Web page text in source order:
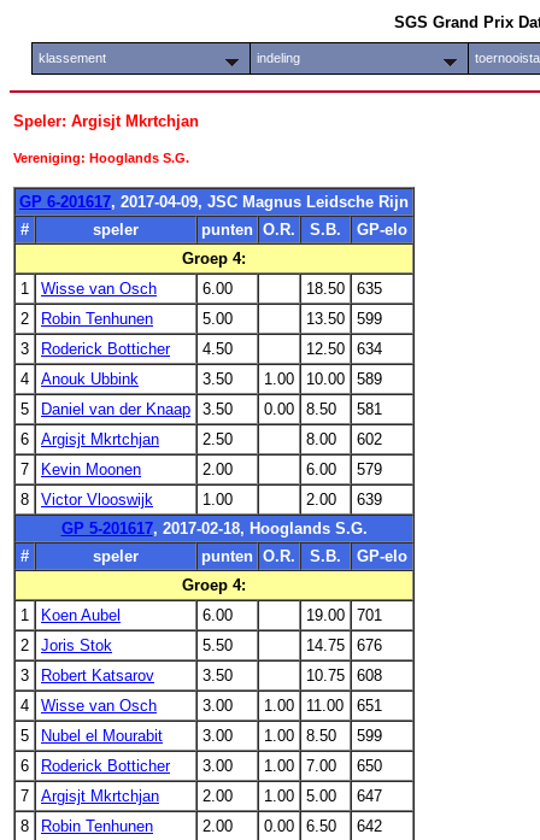
SGS Grand Prix
klassement indeling
Speler: Argisjt Mkrtchjan
Vereniging: Hooglands S.G.
GP 6-201617, 2017-04-09, JSC Magnus Leidsche Rijn
#
speler punten O.R. S.B.
GP-elo
Groep 4:
1
Wisse van Osch 6.00 18.50
635
2
Robin Tenhunen 5.00 13.50
599
3
Roderick Botticher 4.50 12.50
634
4
Anouk Ubbink 3.50 1.00 10.00
589
5
Daniel van der Knaap 3.50 0.00 8.50
581
6
Argisjt Mkrtchjan 2.50 8.00
602
7
Kevin Moonen 2.00 6.00
579
8
Victor Vlooswijk 1.00 2.00
639
GP 5-201617, 2017-02-18, Hooglands S.G.
#
speler punten O.R. S.B.
GP-elo
Groep 4:
1
Koen Aubel 6.00 19.00
701
2
Joris Stok 5.50 14.75
676
3
Robert Katsarov 3.50 10.75
608
4
Wisse van Osch 3.00 1.00 11.00
651
5
Nubel el Mourabit 3.00 1.00 8.50
599
6
Roderick Botticher 3.00 1.00 7.00
650
7
Argisjt Mkrtchjan 2.00 1.00 5.00
647
8
Robin Tenhunen 2.00 0.00 6.50
642